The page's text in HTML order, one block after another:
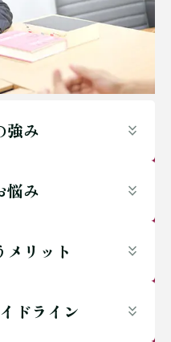
強み
悩み
メリット
ドライン